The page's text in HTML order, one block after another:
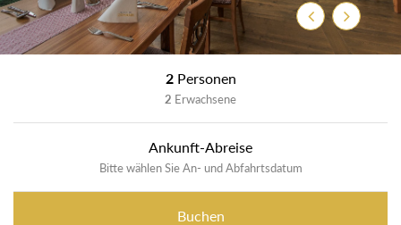
ZurückWeiter
2 Personen
2 Erwachsene
Ankunft-Abreise
Bitte wählen Sie An- und Abfahrtsdatum
Buchen